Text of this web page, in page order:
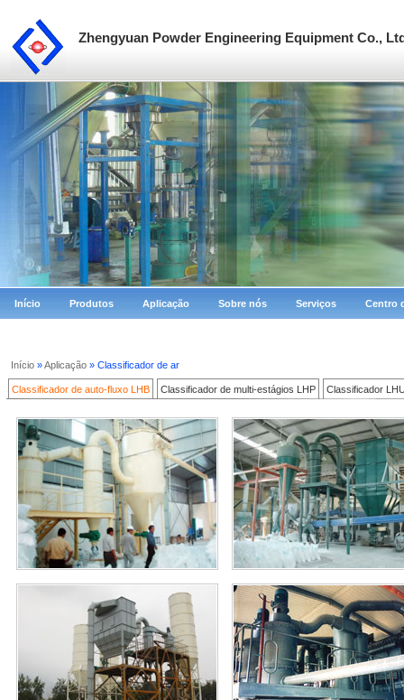
Zhengyuan Powder Engineering Equipment Co.,
Início Produtos Aplicação Sobre nós Serviços Centro
Início »Aplicação » Classificador de ar
Classificador de auto-fluxo LHB Classificador de multi-estágios LHP Classificador